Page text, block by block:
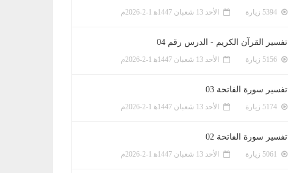
الأحد 13 شعبان 1447ﻫ 1-2-2026م
تفسير القرآن الكريم - الدرس رقم 04
الأحد 13 شعبان 1447ﻫ 1-2-2026م
تفسير سورة الفاتحة 03
الأحد 13 شعبان 1447ﻫ 1-2-2026م
تفسير سورة الفاتحة 02
الأحد 13 شعبان 1447ﻫ 1-2-2026م